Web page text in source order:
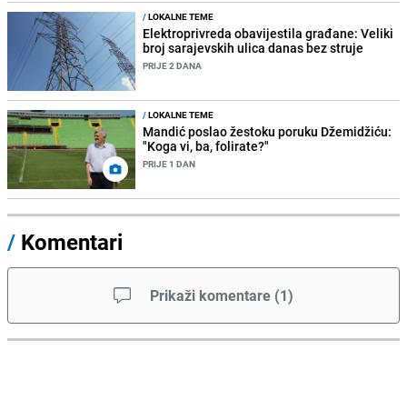
/LOKALNE TEME
Elektroprivreda obavijestila građane: Veliki
broj sarajevskih ulica danas bez struje
PRIJE 2 DANA
/LOKALNE TEME
Mandić poslao žestoku poruku Džemidžiću:
"Koga vi, ba, folirate?"
PRIJE 1 DAN
/ Komentari
Prikaži komentare (1)